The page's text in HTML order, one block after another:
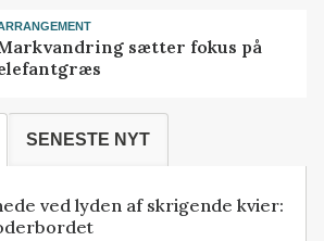
sætter fokus på
SENESTE NYT
ved lyden af skrigende kvier: